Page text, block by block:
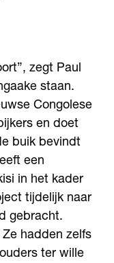
zegt Paul
staan.
Congolese
en doet
buik bevindt
een
in het kader
tijdelijk naar
gebracht.
hadden zelfs
ter wille